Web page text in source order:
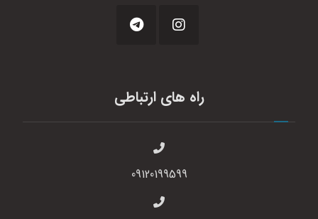
راه های ارتباطی
09120199599